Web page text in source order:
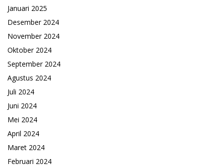
Januari 2025
Desember 2024
November 2024
Oktober 2024
September 2024
Agustus 2024
Juli 2024
Juni 2024
Mei 2024
April 2024
Maret 2024
Februari 2024